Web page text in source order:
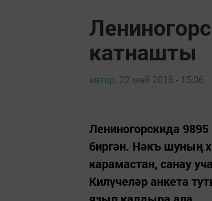
катнашты
автор, 22 май 2016 - 15:06
Лениногорскида
биргән. Нәкъ шуның
карамастан, санау
Килүчеләр анкета